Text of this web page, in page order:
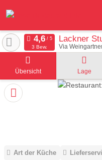
Lackner
Via
3 Bew.
Übersicht Lage
Art der Küche